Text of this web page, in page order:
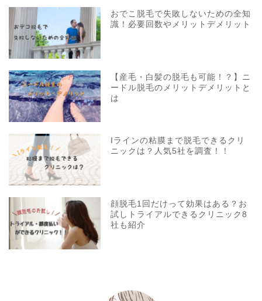
おでこ脱毛で失敗しないための全知
識！必要回数やメリットデメリット
【産毛・白髪の脱毛も可能！？】ニ
ードル脱毛のメリットデメリットと
は
Iラインの粘膜まで脱毛できるクリ
ニックは？人気5社を調査！！
顔脱毛1回だけって効果はある？お
試しトライアルできるクリニック8
社も紹介